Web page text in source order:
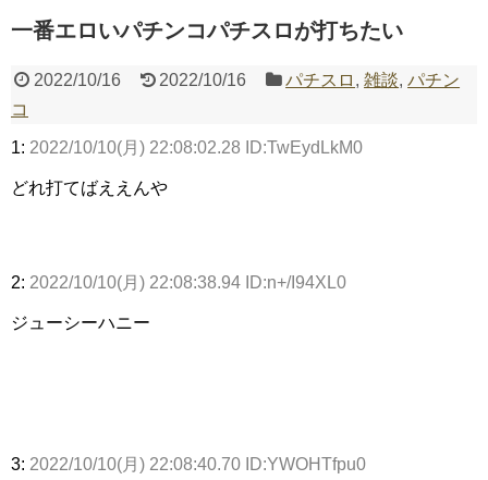
AngelBeats!とかいうクソアニメの思い出ｗｗｗ
Powered by livedoor 相互RSS
一番エロいパチンコパチスロが打ちたい
2022/10/16 2022/10/16 パチスロ ,雑談,パチン
コ
1: 2022/10/10(月) 22:08:02.28 ID:TwEydLkM0
どれ打てばええんや
2: 2022/10/10(月) 22:08:38.94 ID:n+/I94XL0
ジューシーハニー
3: 2022/10/10(月) 22:08:40.70 ID:YWOHTfpu0